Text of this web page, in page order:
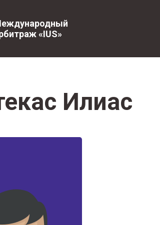
«IUS»
Илиас